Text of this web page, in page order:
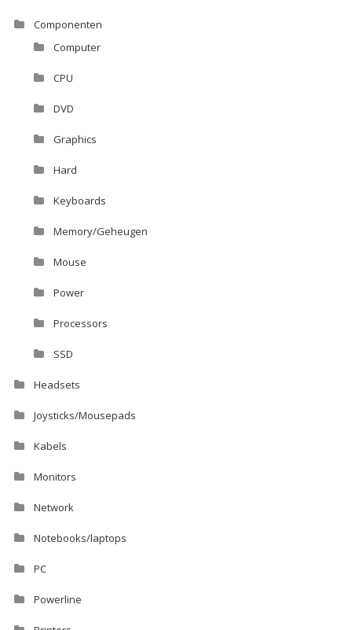
Componenten
Computer
CPU
DVD
Graphics
Hard
Keyboards
Memory/Geheugen
Mouse
Power
Processors
SSD
Headsets
Joysticks/Mousepads
Kabels
Monitors
Network
Notebooks/laptops
PC
Powerline